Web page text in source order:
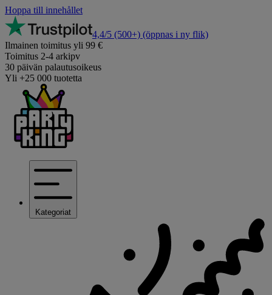
Hoppa till innehållet
4,4/5 (500+) (öppnas i ny flik)
Ilmainen toimitus yli 99 €
Toimitus 2-4 arkipv
30 päivän palautusoikeus
Yli +25 000 tuotetta
Kategoriat